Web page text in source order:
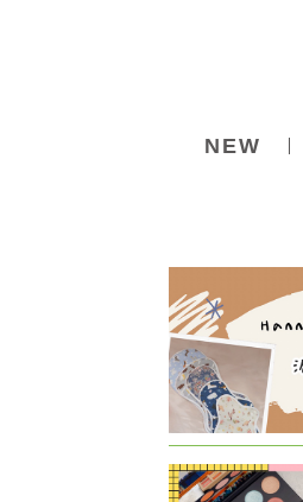
NEW